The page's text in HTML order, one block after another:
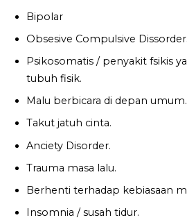
Bipolar
Obsesive Compulsive
Psikosomatis / penyakit fsikis
tubuh fisik.
Malu berbicara di depan umum.
Takut jatuh cinta.
Anciety Disorder.
Trauma masa lalu.
Berhenti terhadap kebiasaan
Insomnia / susah tidur.